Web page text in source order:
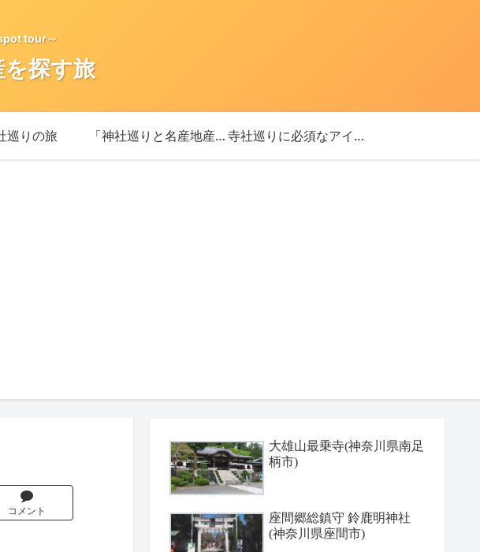
tour～
探す旅
巡りの旅 「神社巡りと名産地産を探す旅」ブログ始めました！ 寺社巡りに必須なアイテム
コメント
大雄山最乗寺(神奈川県南足
柄市)
座間郷総鎮守 鈴鹿明神社
(神奈川県座間市)